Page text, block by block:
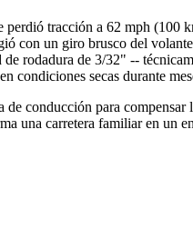
tracción a 62 mph (100
con un giro brusco del
rodadura de 3/32" --
condiciones secas durante
conducción para compensar
una carretera familiar en un